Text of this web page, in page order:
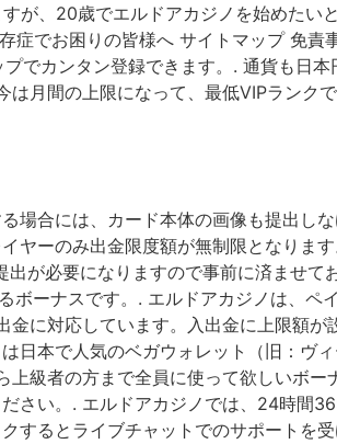
が、20歳でエルドアカジノを始めたい
症でお困りの皆様へ サイトマップ 免責
でカンタン登録できます。. 通貨も日本
月間の上限になって、最低VIPランク
場合には、カード本体の画像も提出し
ヤーのみ出金限度額が無制限となりま
が必要になりますので事前に済ませて
ーナスです。. エルドアカジノは、ペ
に対応しています。入出金に上限額が
日本で人気のベガウォレット（旧：ヴ
級者の方まで全員に使って欲しいボー
さい。. エルドアカジノでは、24時間
するとライブチャットでのサポートを